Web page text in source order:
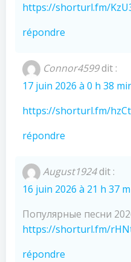
https://shorturl.fm/
répondre
Connor4599dit :
17 juin 2026 à 0 h 38
https://shorturl.fm/
répondre
August1924dit :
16 juin 2026 à 21 h 37
Популярные песни
https://shorturl.fm/
répondre